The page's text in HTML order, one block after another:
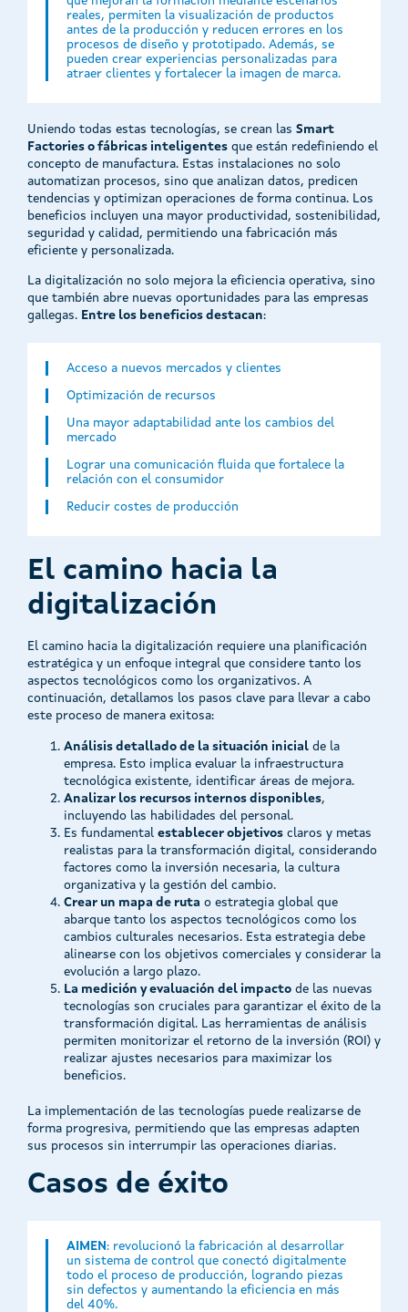
reales, permiten la visualización de productos
antes de la producción y reducen errores en los
procesos de diseño y prototipado. Además, se
pueden crear experiencias personalizadas para
atraer clientes y fortalecer la imagen de marca.
Uniendo todas estas tecnologías, se crean las Smart
Factories o fábricas inteligentes que están redefiniendo el
concepto de manufactura. Estas instalaciones no solo
automatizan procesos, sino que analizan datos, predicen
tendencias y optimizan operaciones de forma continua. Los
beneficios incluyen una mayor productividad, sostenibilidad,
seguridad y calidad, permitiendo una fabricación más
eficiente y personalizada.
La digitalización no solo mejora la eficiencia operativa, sino
que también abre nuevas oportunidades para las empresas
gallegas. Entre los beneficios destacan:
Acceso a nuevos mercados y clientes
Optimización de recursos
Una mayor adaptabilidad ante los cambios del
mercado
Lograr una comunicación fluida que fortalece la
relación con el consumidor
Reducir costes de producción
El camino hacia la
digitalización
El camino hacia la digitalización requiere una planificación
estratégica y un enfoque integral que considere tanto los
aspectos tecnológicos como los organizativos. A
continuación, detallamos los pasos clave para llevar a cabo
este proceso de manera exitosa:
Análisis detallado de la situación inicial de la
empresa. Esto implica evaluar la infraestructura
tecnológica existente, identificar áreas de mejora.
Analizar los recursos internos disponibles,
incluyendo las habilidades del personal.
Es fundamental establecer objetivos claros y metas
realistas para la transformación digital, considerando
factores como la inversión necesaria, la cultura
organizativa y la gestión del cambio.
Crear un mapa de ruta o estrategia global que
abarque tanto los aspectos tecnológicos como los
cambios culturales necesarios. Esta estrategia debe
alinearse con los objetivos comerciales y considerar la
evolución a largo plazo.
La medición y evaluación del impacto de las nuevas
tecnologías son cruciales para garantizar el éxito de la
transformación digital. Las herramientas de análisis
permiten monitorizar el retorno de la inversión (ROI) y
realizar ajustes necesarios para maximizar los
beneficios.
La implementación de las tecnologías puede realizarse de
forma progresiva, permitiendo que las empresas adapten
sus procesos sin interrumpir las operaciones diarias.
Casos de éxito
AIMEN: revolucionó la fabricación al desarrollar
un sistema de control que conectó digitalmente
todo el proceso de producción, logrando piezas
sin defectos y aumentando la eficiencia en más
del 40%.